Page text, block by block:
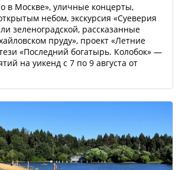
в Москве», уличные концерты,
небом, экскурсия «Суеверия
зеленоградской, рассказанные
пруду», проект «Летние
«Последний богатырь. Колобок» —
на уикенд с 7 по 9 августа от